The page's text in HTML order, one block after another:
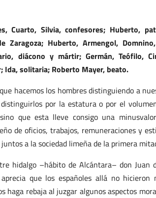
Cuarto, Silvia, confesores; Huberto,
Zaragoza; Huberto, Armengol,
diácono y mártir; Germán, Teófilo,
solitaria; Roberto Mayer, beato.
hacemos los hombres distinguiendo a
por la estatura o por el
que esta lleve consigo una
de oficios, trabajos, remuneraciones y
a la sociedad limeña de la primera
hidalgo –hábito de Alcántara– don Juan
que los españoles allá no
haga rebaja al juzgar algunos aspectos